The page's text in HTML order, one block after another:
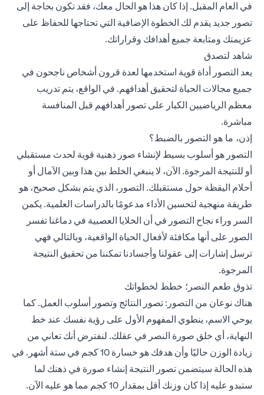
في العام المقبل. إذا كان هذا هو الحال معك، فقد تكون بحاجة إلى
تصور جديد يقدم لك الخطوة الإضافية التي تحتاجها للحفاظ على
عزيمتك ومتابعة جميع أهدافك وقراراتك.
شاهد لتصدق
يعد التصور أداة قوية استخدمها لعدة قرون أشخاص ناجحون في
جميع مجالات الحياة لتحقيق أهدافهم. في الواقع، يتم تدريب
معظم الرياضيين الكبار على تصور أهدافهم قبل المنافسة
مباشرة.
إذن، ما هو التصور بالضبط؟
التصور هو أسلوب بسيط لإنشاء صور ذهنية قوية لحدث مستقبلي
أو للنتيجة المرجوة. الآن، لا ينبغي الخلط بين هذا وبين الآمال أو
أحلام اليقظة حول مستقبلك. التصور، الذي يتم بشكل صحيح، هو
طريقة منهجية لتحسين الأداء مدعومًا بالدراسات العلمية. يكمن
السر وراء نجاح التصور في أن الخلايا العصبية في دماغنا تفسر
الصور على أنها مكافئة لأفعال الحياة الواقعية، وبالتالي فهي
ترسل إشارات إلى عقولنا وأجسادنا تمكننا من تحقيق النتيجة
المرجوة.
تذوق طعم النصر؛ خطط لخطواتك
هناك نوعان من التصور: تصور النتائج وتصور أسلوب العمل. كما
يوحي الاسم، ينطوي المفهوم الأول على رؤية نفسك عند خط
النهاية، أي خلق صورة النصر في عقلك. لنفترض أنك تعاني من
زيادة الوزن حاليًا وأن هدفك هو خسارة 10 كجم في ستة أشهر. في
هذه الحالة سيتضمن تصور النتيجة إنشاء صورة في ذهنك لما
ستبدو عليه إذا كان وزنك أقل بمقدار 10 كجم مما هو عليه الآن.